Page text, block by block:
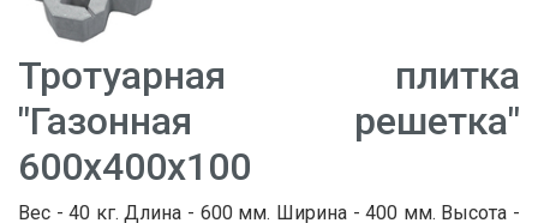
Тротуарная плитка
"Газонная решетка"
600х400х100
Вес - 40 кг. Длина - 600 мм. Ширина - 400 мм. Высота -